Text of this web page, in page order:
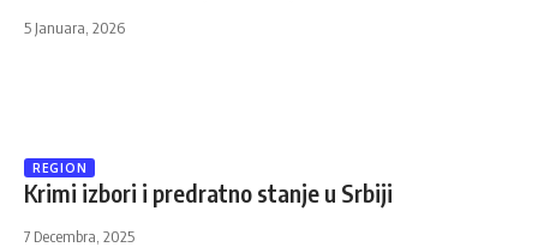
5 Januara, 2026
REGION
Krimi izbori i predratno stanje u Srbiji
7 Decembra, 2025